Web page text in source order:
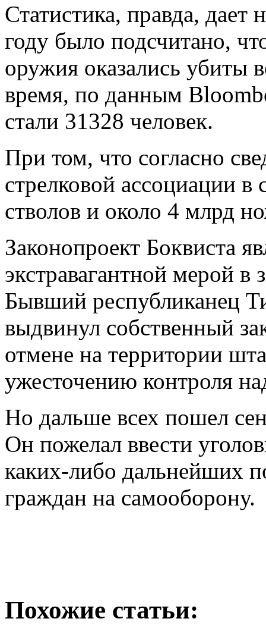
Статистика, правда,
году было подсчитано,
оружия оказались убиты
время, по данным
стали 31328 человек.
При том, что согласно
стрелковой ассоциации в
стволов и около 4 млрд
Законопроект Боквиста
экстравагантной мерой в
Бывший республиканец
выдвинул собственный
отмене на территории
ужесточению контроля
Но дальше всех пошел
Он пожелал ввести
каких-либо дальнейших
граждан на самооборону.
Похожие статьи: